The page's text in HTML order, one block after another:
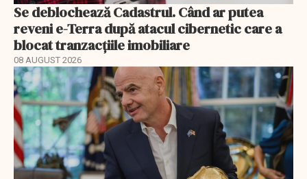
Se deblochează Cadastrul. Când ar putea
reveni e-Terra după atacul cibernetic care a
blocat tranzacțiile imobiliare
08 AUGUST 2026